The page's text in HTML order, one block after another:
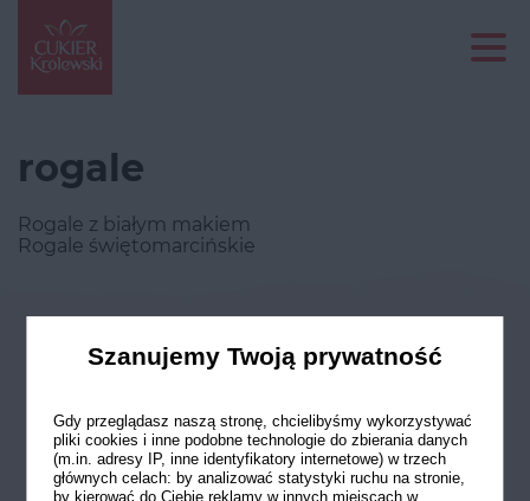
rogale
Rogale z białym makiem
Rogale świętomarcińskie
Odwiedź nasze profile w social
mediach
Szanujemy Twoją prywatność
Gdy przeglądasz naszą stronę, chcielibyśmy wykorzystywać
pliki cookies i inne podobne technologie do zbierania danych
(m.in. adresy IP, inne identyfikatory internetowe) w trzech
głównych celach: by analizować statystyki ruchu na stronie,
by kierować do Ciebie reklamy w innych miejscach w